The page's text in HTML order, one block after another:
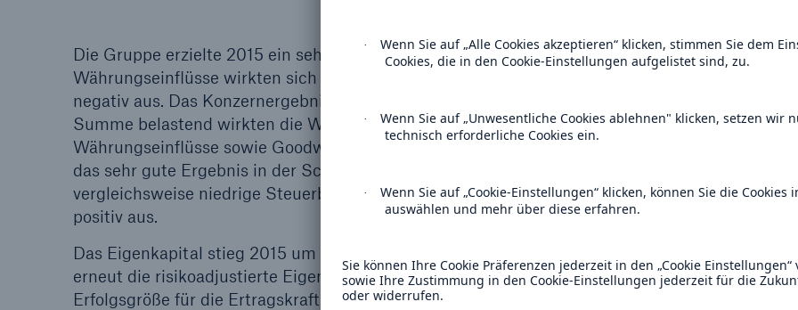
Die Gruppe erzielte 2015 ein sehr erfreuliches operatives Ergebnis von 4.819 (4.027) Mio. €.
Währungseinflüsse wirkten sich 2015 auf das sonstige nicht operative Ergebnis mit -213 (-135)
negativ aus. Das Konzernergebnis der Gruppe war durch gegenläufig wirkende Effekte geprägt:
Summe belastend wirkten die Wertentwicklung der derivativen Finanzinstrumente und
Währungseinflüsse sowie Goodwill-Abschreibungen im Geschäftsfeld ERGO. Dem stand
das sehr gute Ergebnis in der Schaden- und Unfallrückversicherung gegenüber. Auch eine
vergleichsweise niedrige Steuerbelastung aufgrund von Anpassungen für frühere Jahre wirkte
positiv aus.
Das Eigenkapital stieg 2015 um 677 Mio. € auf 30.966 Mio. € (31.12.2014: 30.289 Mio. €).
erneut die risikoadjustierte Eigenkapitalrendite (Return on Risk adjusted Capital, RoRaC), die
Erfolgsgröße für die Ertragskraft gemessen am Risikokapitalbedarf: Sie lag bei 11,5 (13,2) %, die